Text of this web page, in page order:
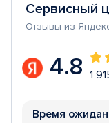
Сервисный
Отзывы из
4.8 1
Время